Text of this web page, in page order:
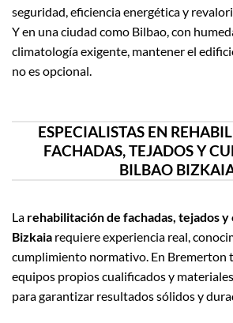
seguridad, eficiencia energética y
Y en una ciudad como Bilbao, con
climatología exigente, mantener el
no es opcional.
ESPECIALISTAS EN
FACHADAS, TEJADOS Y
BILBAO
La rehabilitación de fachadas, tejados
Bizkaia requiere experiencia real,
cumplimiento normativo. En Bremerton
equipos propios cualificados y
para garantizar resultados sólidos y